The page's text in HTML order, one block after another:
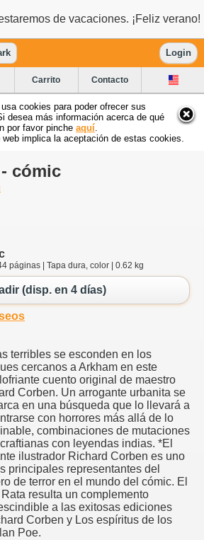
de vacaciones. ¡Feliz verano!
Login
Carrito Contacto
usa cookies para poder ofrecer sus
desea más información acerca de qué
por favor pinche aquí
implica la aceptación de estas cookies.
cómic
páginas | Tapa dura, color | 0.62 kg
(disp. en 4 días)
terribles se esconden en los
cercanos a Arkham en este
cuento original de maestro
Corben. Un arrogante urbanita se
en una búsqueda que lo llevará a
con horrores más allá de lo
combinaciones de mutaciones
con leyendas indias. *El
ilustrador Richard Corben es uno
principales representantes del
de terror en el mundo del cómic. El
resulta un complemento
a las exitosas ediciones
Corben y Los espíritus de los
Poe.